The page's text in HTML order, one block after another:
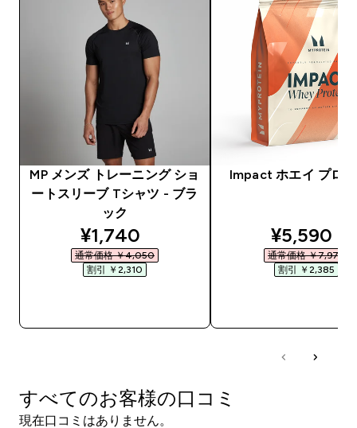
MP メンズ トレーニング ショ
ートスリーブ Tシャツ - ブラ
ック
discounted price
¥1,740‎
通常価格 ￥4,050‎
割引 ￥2,310‎
Impact ホエイ プロ
¥5,590‎
通常価格 ￥7,975‎
割引 ￥2,385‎
すべてのお客様の口コミ
現在口コミはありません。